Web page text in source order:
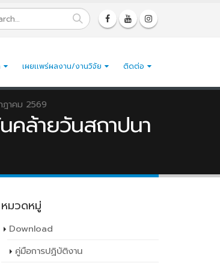
เผยเเพร่ผลงาน/งานวิจัย ติดต่อ
ฎาคม 2569
ล้ายวันสถาปนา
หมวดหมู่
Download
คู่มือการปฏิบัติงาน